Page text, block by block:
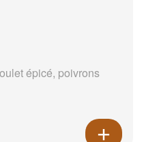
épicé, poivrons